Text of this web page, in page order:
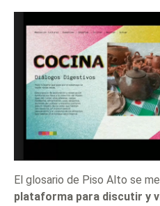
El glosario de Piso Alto se
plataforma para discutir y